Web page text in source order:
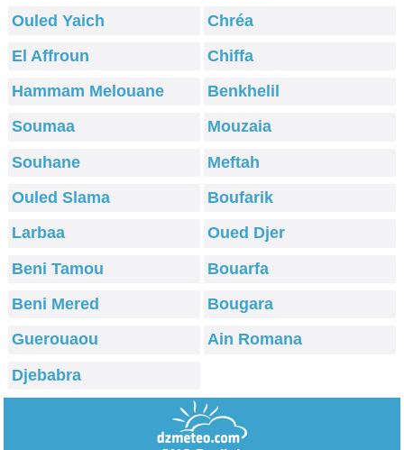
Ouled Yaich
Chréa
El Affroun
Chiffa
Hammam Melouane
Benkhelil
Soumaa
Mouzaia
Souhane
Meftah
Ouled Slama
Boufarik
Larbaa
Oued Djer
Beni Tamou
Bouarfa
Beni Mered
Bougara
Guerouaou
Ain Romana
Djebabra